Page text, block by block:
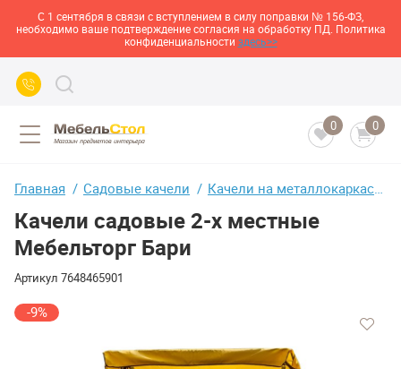
С 1 сентября в связи с вступлением в силу поправки № 156-ФЗ,
необходимо ваше подтверждение согласия на обработку ПД. Политика
конфиденциальности здесь>>
0 0
Главная Садовые качели Качели на металлокаркасе
Качели садовые 2-х местные
Мебельторг Бари
Артикул 7648465901
-9%